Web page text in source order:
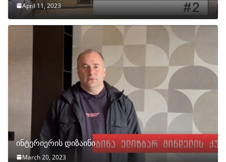
April 11, 2023
ინტერიერის დიზაინი
March 20, 2023